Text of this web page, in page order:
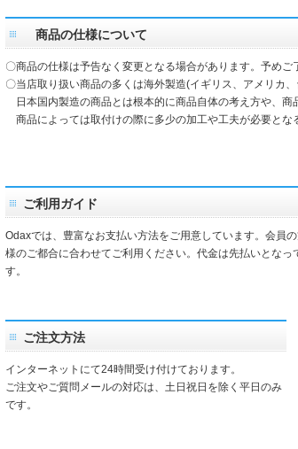
商品の仕様について
〇商品の仕様は予告なく変更となる場合があります。予めご
〇当店取り扱い商品の多くは海外製造(イギリス、アメリカ、
日本国内製造の商品とは根本的に商品自体の考え方や、商
商品によっては取付けの際に多少の加工や工夫が必要とな
ご利用ガイド
Odaxでは、豊富なお支払い方法をご用意しています。会員
様のご都合に合わせてご利用ください。代金は先払いとな
す。
ご注文方法
インターネットにて24時間受け付けております。
ご注文やご質問メールの対応は、土日祝日を除く平日のみ
です。